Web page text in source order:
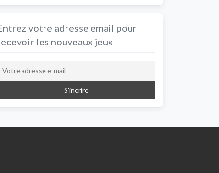
votre adresse email pour
les nouveaux jeux